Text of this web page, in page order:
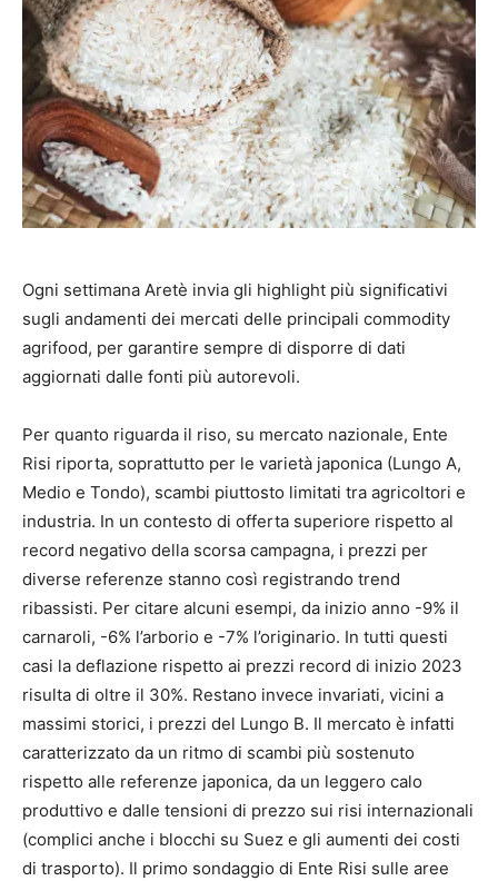
Ogni settimana Aretè invia gli highlight più significativi
sugli andamenti dei mercati delle principali commodity
agrifood, per garantire sempre di disporre di dati
aggiornati dalle fonti più autorevoli.
Per quanto riguarda il riso, su mercato nazionale, Ente
Risi riporta, soprattutto per le varietà japonica (Lungo A,
Medio e Tondo), scambi piuttosto limitati tra agricoltori e
industria. In un contesto di offerta superiore rispetto al
record negativo della scorsa campagna, i prezzi per
diverse referenze stanno così registrando trend
ribassisti. Per citare alcuni esempi, da inizio anno -9% il
carnaroli, -6% l’arborio e -7% l’originario. In tutti questi
casi la deflazione rispetto ai prezzi record di inizio 2023
risulta di oltre il 30%. Restano invece invariati, vicini a
massimi storici, i prezzi del Lungo B. Il mercato è infatti
caratterizzato da un ritmo di scambi più sostenuto
rispetto alle referenze japonica, da un leggero calo
produttivo e dalle tensioni di prezzo sui risi internazionali
(complici anche i blocchi su Suez e gli aumenti dei costi
di trasporto). Il primo sondaggio di Ente Risi sulle aree